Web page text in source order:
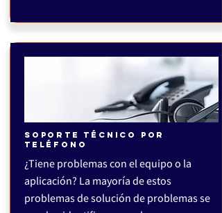
SOPORTE TÉCNICO POR
TELÉFONO
¿Tiene problemas con el equipo o la
aplicación? La mayoría de estos
problemas de solución de problemas se